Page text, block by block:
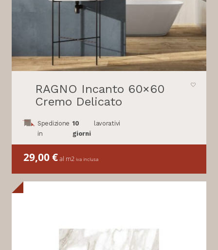
RAGNO Incanto 60×60
Cremo Delicato
Spedizione
in
10
giorni
lavorativi
29,00€al m2 iva inclusa